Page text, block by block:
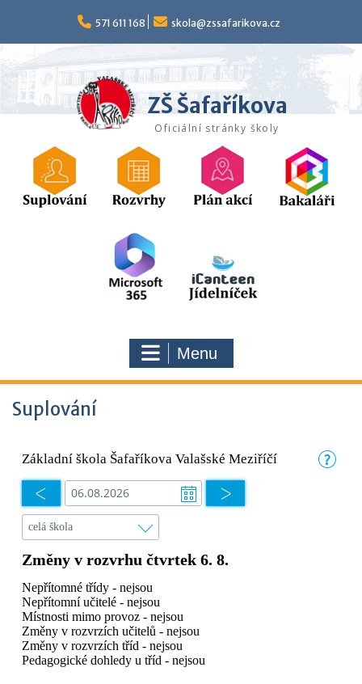
content
571 611 168 skola@zssafarikova.cz
ZŠ Šafaříkova
Oficiální stránky školy
Menu
Suplování